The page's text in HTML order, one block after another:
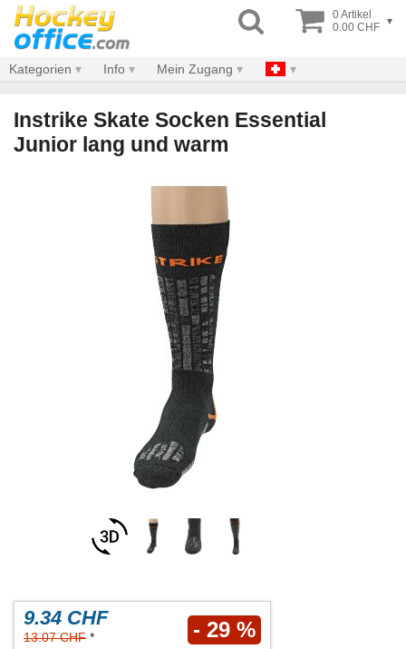
0 Artikel
0.00 CHF ▾
Kategorien Info Mein Zugang
Instrike Skate Socken Essential
Junior lang und warm
9.34 CHF
13.07 CHF * - 29 %